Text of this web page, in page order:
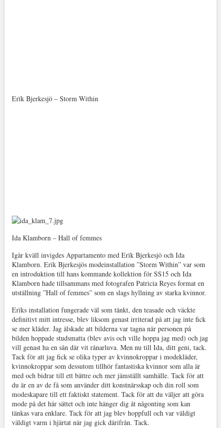
Erïk Bjerkesjö – Storm Within
Ida Klamborn – Hall of femmes
Igår kväll invigdes Appartamento med Erïk Bjerkesjö och Ida
Klamborn. Erïk Bjerkesjös modeinstallation ”Storm Within” var som
en introduktion till hans kommande kollektion för SS15 och Ida
Klamborn hade tillsammans med fotografen Patricia Reyes format en
utställning ”Hall of femmes” som en slags hyllning av starka kvinnor.
Erïks installation fungerade väl som tänkt, den teasade och väckte
definitivt mitt intresse, blev liksom genast irriterad på att jag inte fick
se mer kläder. Jag älskade att bilderna var tagna när personen på
bilden hoppade studsmatta (blev avis och ville hoppa jag med) och jag
vill genast ha en sån där vit rånarluva. Men nu till Ida, ditt geni, tack.
Tack för att jag fick se olika typer av kvinnokroppar i modekläder,
kvinnokroppar som dessutom tillhör fantastiska kvinnor som alla är
med och bidrar till ett bättre och mer jämställt samhälle. Tack för att
du är en av de få som använder ditt konstnärsskap och din roll som
modeskapare till ett faktiskt statement. Tack för att du väljer att göra
mode på det här sättet och inte hänger dig åt någonting som kan
tänkas vara enklare. Tack för att jag blev hoppfull och var väldigt
väldigt varm i hjärtat när jag gick därifrån. Tack.